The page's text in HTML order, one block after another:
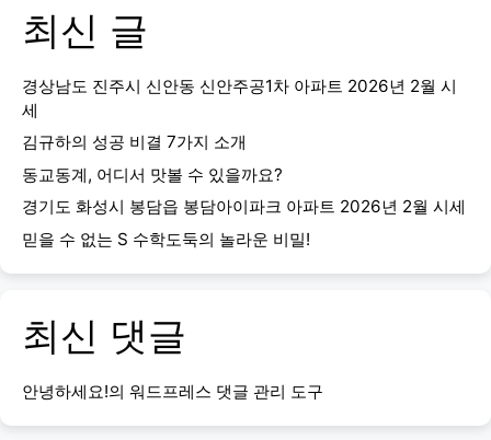
최신 글
경상남도 진주시 신안동 신안주공1차 아파트 2026년 2월 시
세
김규하의 성공 비결 7가지 소개
동교동계, 어디서 맛볼 수 있을까요?
경기도 화성시 봉담읍 봉담아이파크 아파트 2026년 2월 시세
믿을 수 없는 S 수학도둑의 놀라운 비밀!
최신 댓글
안녕하세요!의 워드프레스 댓글 관리 도구